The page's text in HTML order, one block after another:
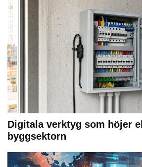
Digitala verktyg som höjer
byggsektorn